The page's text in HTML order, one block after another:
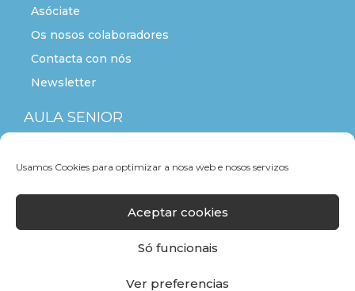
Usamos Cookies para optimizar a nosa web e nosos servizos
Aceptar cookies
Só funcionais
Ver preferencias
Asóciate
Os nosos colaboradores
Contacta con nós
Newsletter
AULA SENIOR
F T L Y I